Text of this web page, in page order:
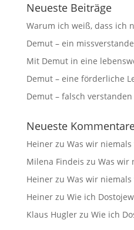
Neueste Beiträge
Warum ich weiß, dass ich
Demut – ein
Mit Demut in eine
Demut – eine förderliche
Demut – falsch verstanden
Neueste
Heinerzu Was wir
Milena Findeis zu Was wir
Heinerzu Was wir
Heinerzu Wie ich
Klaus Huglerzu Wie ich